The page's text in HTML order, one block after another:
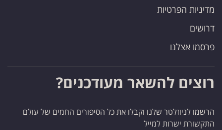
מדיניות הפרטיות
דרושים
פרסמו אצלנו
רוצים להשאר מעודכנים?
הרשמו לניוזלטר שלנו וקבלו את כל הסיפורים החמים של עולם
התקשורת ישרות למייל